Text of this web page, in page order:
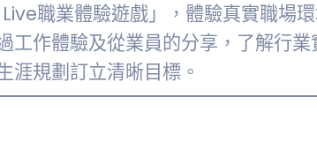
職業體驗遊戲」，體驗真實職場
作體驗及從業員的分享，了解行
涯規劃訂立清晰目標。